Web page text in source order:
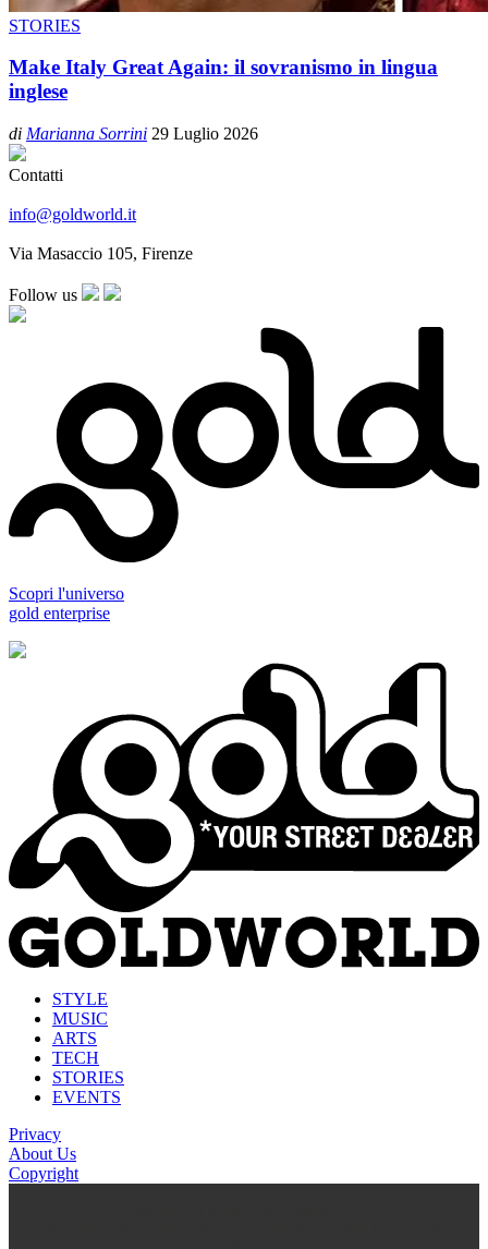
STORIES
Make Italy Great Again: il sovranismo in lingua
inglese
di Marianna Sorrini 29 Luglio 2026
Contatti
info@goldworld.it
Via Masaccio 105, Firenze
Follow us
Scopri l'universo
gold enterprise
STYLE
MUSIC
ARTS
TECH
STORIES
EVENTS
Privacy
About Us
Copyright